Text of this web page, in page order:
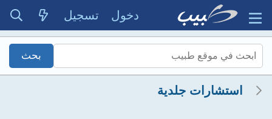
دخول تسجيل
استشارات جلدية